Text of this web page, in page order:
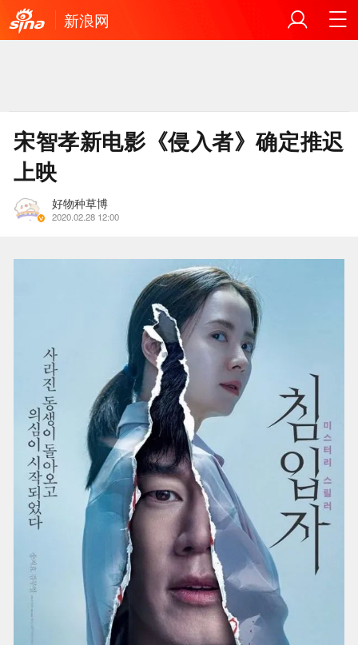
新浪网
宋智孝新电影《侵入者》确定推迟
上映
好物种草博
2020.02.28 12:00